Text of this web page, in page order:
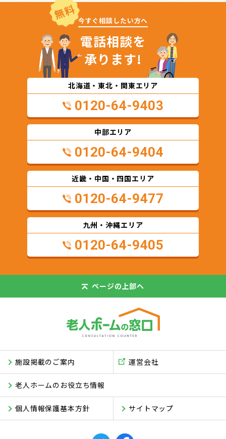
無料 今すぐ相談したい方へ
電話相談を
承ります!
北海道・東北・関東エリア
0120-64-9403
中部エリア
0120-64-9404
近畿・中国・四国エリア
0120-64-9477
九州・沖縄エリア
0120-64-9405
ページの 上部へ
施設掲載のご案内
老人ホームのお役立ち情報
サイトマップ
運営会社
個人情報保護基本方針